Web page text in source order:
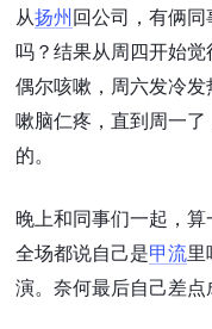
从扬州 回公司，有俩
吗？结果从周四开始觉
偶尔咳嗽，周六发冷
嗽脑仁疼，直到周一
的。
晚上和同事们一起，
全场都说自己是甲流里
演。奈何最后自己差点